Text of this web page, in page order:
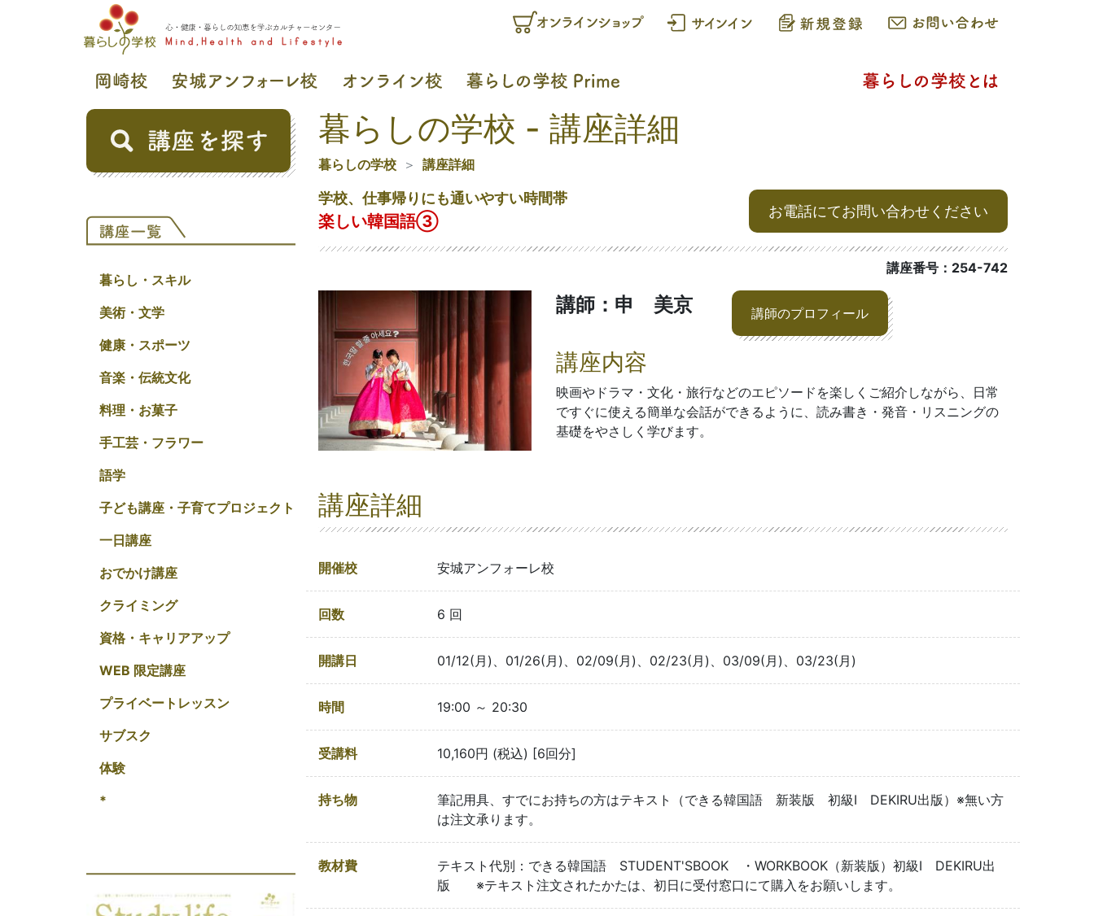
暮らし・スキル
美術・文学
健康・スポーツ
音楽・伝統文化
料理・お菓子
手工芸・フラワー
語学
子ども講座・子育てプロジェクト
一日講座
おでかけ講座
クライミング
資格・キャリアアップ
WEB 限定講座
プライベートレッスン
サブスク
体験
*
暮らしの学校 - 講座詳細
暮らしの学校 講座詳細
学校、仕事帰りにも通いやすい時間帯
楽しい韓国語③
お電話にてお問い合わせください
講座番号：254-742
講師：申 美京 講師のプロフィール
講座内容
映画やドラマ・文化・旅行などのエピソードを楽しくご紹介しながら、日常
ですぐに使える簡単な会話ができるように、読み書き・発音・リスニングの
基礎をやさしく学びます。
講座詳細
開催校 安城アンフォーレ校
回数 6 回
開講日 01/12(月)、01/26(月)、02/09(月)、02/23(月)、03/09(月)、03/23(月)
時間 19:00 ～ 20:30
受講料 10,160円 (税込) [6回分]
持ち物
筆記用具、すでにお持ちの方はテキスト（できる韓国語 新装版 初級Ⅰ DEKIRU出版）※無い方
は注文承ります。
教材費
テキスト代別：できる韓国語 STUDENT'SBOOK ・WORKBOOK（新装版）初級Ⅰ DEKIRU出
版 ※テキスト注文されたかたは、初日に受付窓口にて購入をお願いします。